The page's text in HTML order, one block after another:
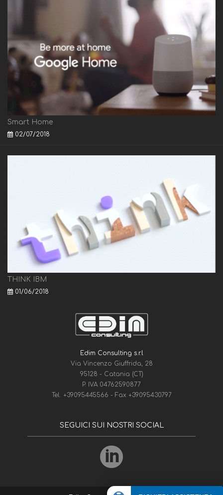
Smart Home
02/07/2018
THINK IBM
01/06/2018
Edim Consulting s.r.l
Via Vincenzo Giuffrida, 28
95128 - Catania (CT)
P. IVA 04762590877
Tel. +39095445566 - Fax +39095430797
SEGUICI SUI NOSTRI SOCIAL